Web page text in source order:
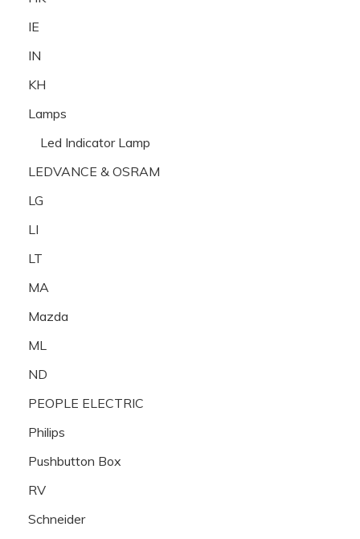
IE
IN
KH
Lamps
Led Indicator Lamp
LEDVANCE & OSRAM
LG
LI
LT
MA
Mazda
ML
ND
PEOPLE ELECTRIC
Philips
Pushbutton Box
RV
Schneider